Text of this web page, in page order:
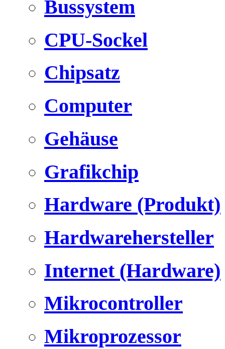
Bussystem
CPU-Sockel
Chipsatz
Computer
Gehäuse
Grafikchip
Hardware (Produkt)
Hardwarehersteller
Internet (Hardware)
Mikrocontroller
Mikroprozessor